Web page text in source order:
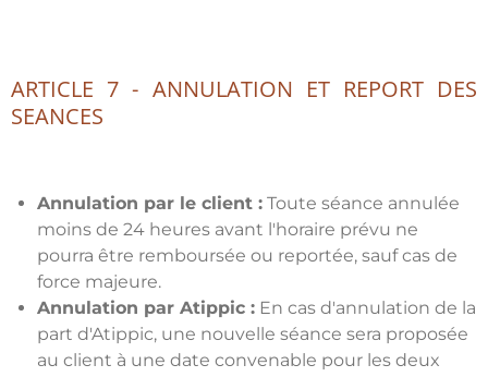
ARTICLE 7 - ANNULATION ET REPORT DES
SEANCES
Annulation par le client : Toute séance annulée
moins de 24 heures avant l'horaire prévu ne
pourra être remboursée ou reportée, sauf cas de
force majeure.
Annulation par Atippic : En cas d'annulation de la
part d'Atippic, une nouvelle séance sera proposée
au client à une date convenable pour les deux